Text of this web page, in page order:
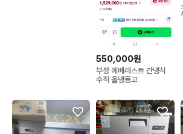
550,000원
부성 에베레스트 간냉식
수직 올냉동고